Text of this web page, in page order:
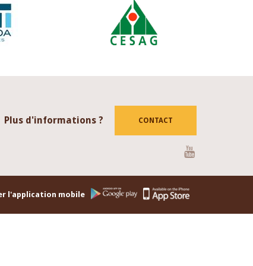
Plus d'informations ? CONTACT
l'application mobile